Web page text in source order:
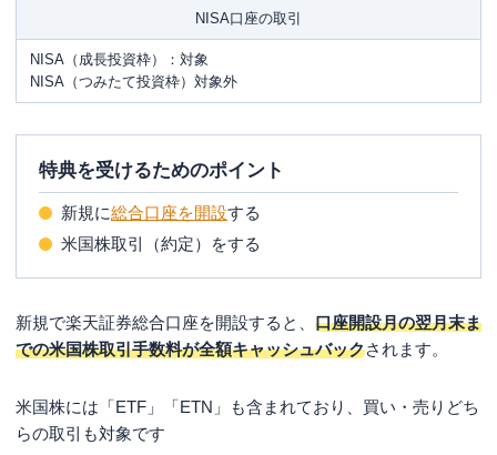
NISA口座の取引
NISA（成長投資枠）：対象
NISA（つみたて投資枠）対象外
特典を受けるためのポイント
新規に総合口座を開設する
米国株取引（約定）をする
新規で楽天証券総合口座を開設すると、 口座開設月の翌月末ま
での米国株取引手数料が全額キャッシュバックされます。
米国株には「ETF」「ETN」も含まれており、買い・売りどち
らの取引も対象です